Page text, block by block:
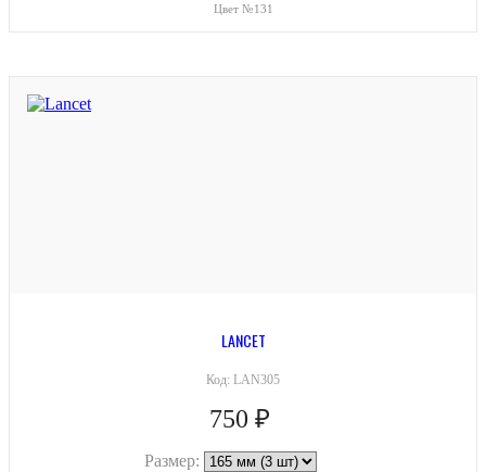
Цвет №131
LANCET
Код: LAN305
750 ₽
Размер: